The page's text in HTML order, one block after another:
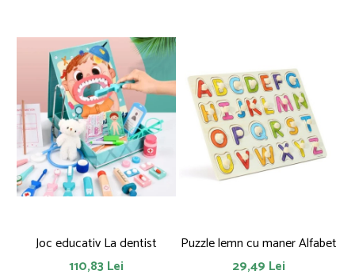
Joc educativ La dentist
110,83 Lei
Puzzle lemn cu maner Alfabet
29,49 Lei